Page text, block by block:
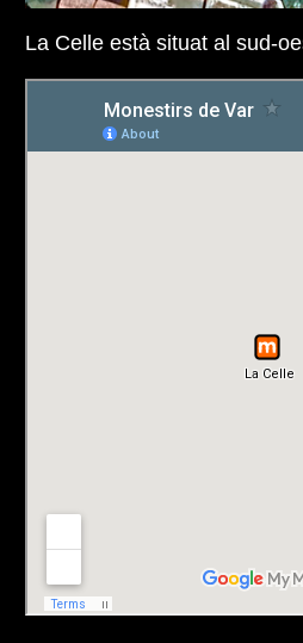
La Celle està situat al sud-